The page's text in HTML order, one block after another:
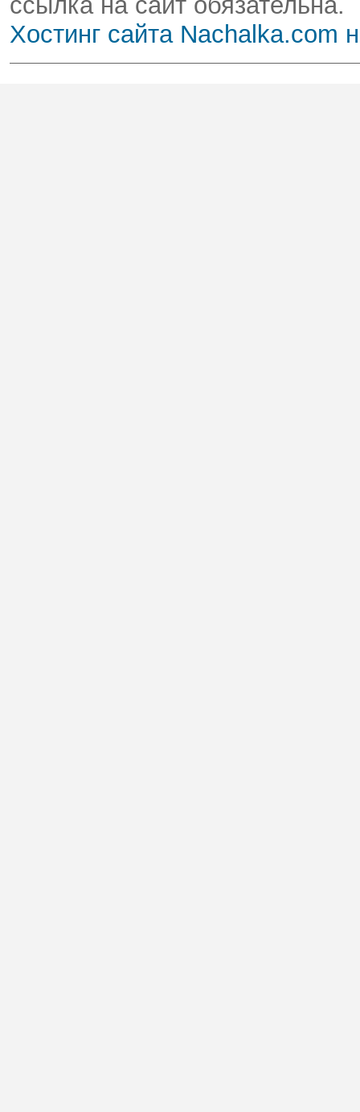
Хостинг сайта Nachalka.com